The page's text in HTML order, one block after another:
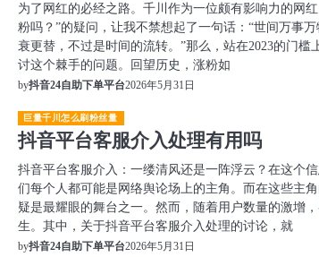
为了网红的必经之路。千川作为一位颇有影响力的网
粉吗？”的疑问，让我不禁想起了一句话：“世间万事
衰更替，不过是时间的流转。”那么，站在2023的门槛
讨这个棘手的问题。回望历史，涨粉如
by抖音24自助下单平台2026年5月31日
巨量千川怎么刷粉丝量
抖音平台客服介入处理有用吗
抖音平台客服介入：一缕清风还是一阵浮云？在这个
们每个人都可能是网络舆论场上的主角。而在这些主
疑是最耀眼的舞台之一。然而，随着用户数量的激增
生。其中，关于抖音平台客服介入处理的讨论，就
by抖音24自助下单平台2026年5月31日